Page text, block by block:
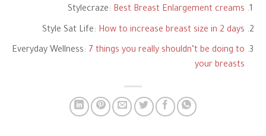
Stylecraze: Best Breast Enlargement creams
Style Sat Life: How to increase breast size in 2 days
Everyday Wellness: 7 things you really shouldn’t be doing to
your breasts